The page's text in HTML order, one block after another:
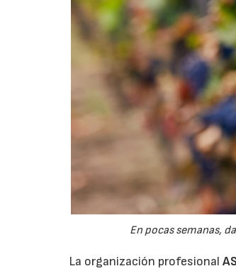
En pocas semanas,
La organización profesional